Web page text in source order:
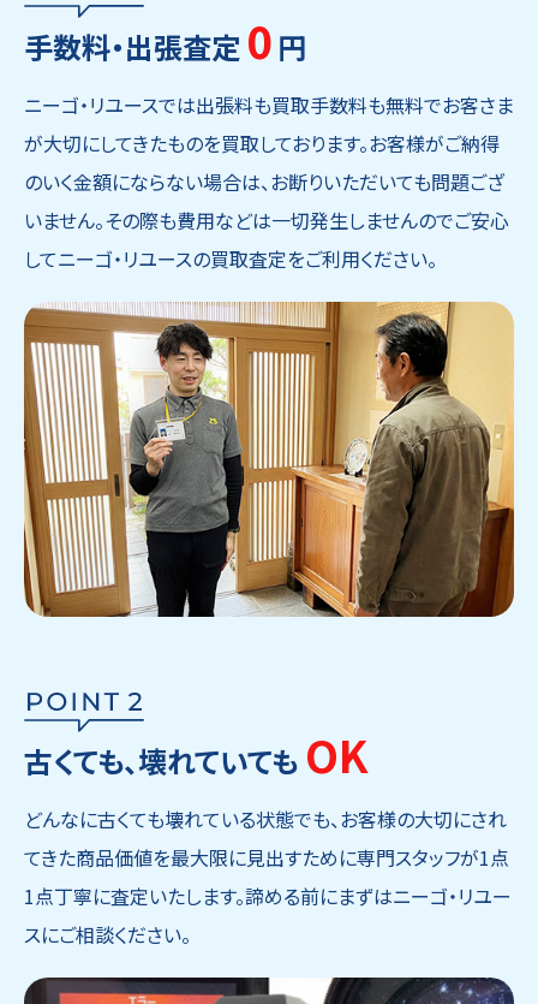
手数料・出張査定 0 円
ニーゴ・リユースでは出張料も買取手数料も無料でお客さま
が大切にしてきたものを買取しております。お客様がご納得
のいく金額にならない場合は、お断りいただいても問題ござ
いません。その際も費用などは一切発生しませんのでご安心
してニーゴ・リユースの買取査定をご利用ください。
古くても、壊れていても OK
どんなに古くても壊れている状態でも、お客様の大切にされ
てきた商品価値を最大限に見出すために専門スタッフが1点
1点丁寧に査定いたします。諦める前にまずはニーゴ・リユー
スにご相談ください。